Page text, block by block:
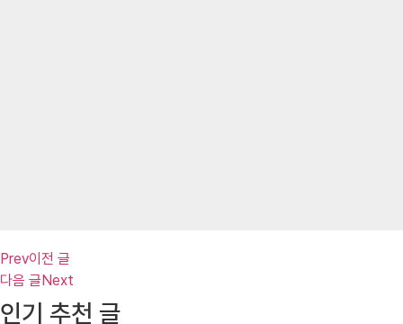
Prev이전 글
다음 글Next
인기 추천 글